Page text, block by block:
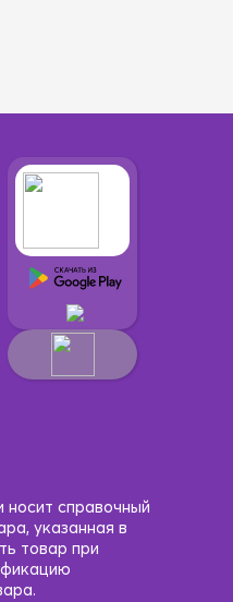
носит справочный
указанная в
товар при